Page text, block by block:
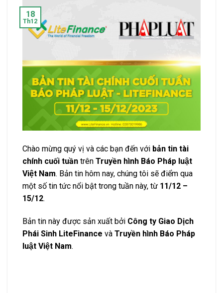
18
Th12
Chào mừng quý vị và các bạn đến với bản tin tài
chính cuối tuần trên Truyền hình Báo Pháp luật
Việt Nam. Bản tin hôm nay, chúng tôi sẽ điểm qua
một số tin tức nổi bật trong tuần này, từ 11/12 –
15/12.
Bản tin này được sản xuất bởi Công ty Giao Dịch
Phái Sinh LiteFinance và Truyền hình Báo Pháp
luật Việt Nam.